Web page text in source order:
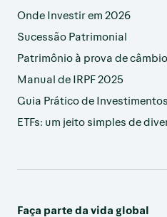
Onde Investir em 2026
Sucessão Patrimonial
Patrimônio à prova de câmbio
Manual de IRPF 2025
Guia Prático de
ETFs: um jeito simples de
Faça parte da vida global